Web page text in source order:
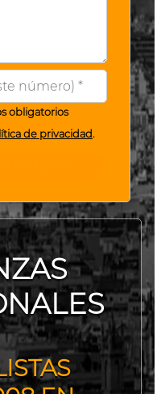
obligatorios
de privacidad.